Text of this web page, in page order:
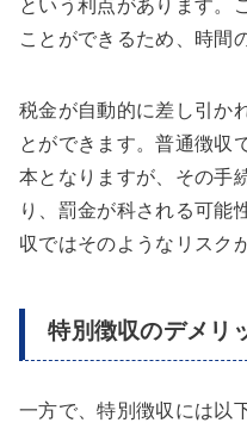
という利点があります。
ことができるため、時間
税金が自動的に差し引か
とができます。普通徴収
本となりますが、その手
り、罰金が科される可能
収ではそのようなリスク
特別徴収のデメリ
一方で、特別徴収には以